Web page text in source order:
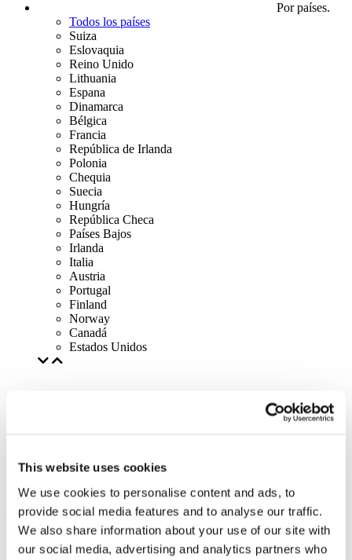
This website uses cookies
We use cookies to personalise content and ads, to
provide social media features and to analyse our traffic.
We also share information about your use of our site with
our social media, advertising and analytics partners who
Por países.
Todos los países
Suiza
Eslovaquia
Reino Unido
Lithuania
Espana
Dinamarca
Bélgica
Francia
República de Irlanda
Polonia
Chequia
Suecia
Hungría
República Checa
Países Bajos
Irlanda
Italia
Austria
Portugal
Finland
Norway
Canadá
Estados Unidos